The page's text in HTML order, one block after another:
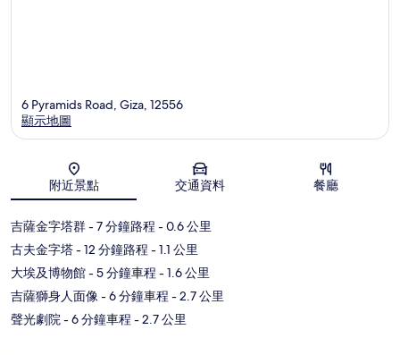
地圖
6 Pyramids Road, Giza, 12556
顯示地圖
附近景點 交通資料 餐廳
吉薩金字塔群- 7 分鐘路程 - 0.6 公里
古夫金字塔- 12 分鐘路程 - 1.1 公里
大埃及博物館- 5 分鐘車程 - 1.6 公里
吉薩獅身人面像- 6 分鐘車程 - 2.7 公里
聲光劇院- 6 分鐘車程 - 2.7 公里